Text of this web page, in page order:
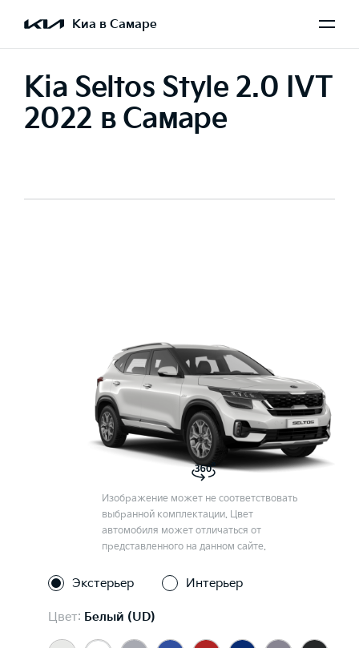
Киа в Самаре
Kia Seltos Style 2.0 IVT
2022 в Самаре
Изображение может не соответствовать
выбранной комплектации. Цвет
автомобиля может отличаться от
представленного на данном сайте.
Экстерьер Интерьер
Цвет: Белый (UD)